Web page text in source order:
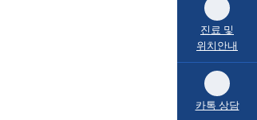
진료 및
위치안내
카톡 상담